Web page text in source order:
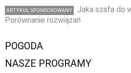
ARTYKUŁ SPONSOROWANY
Jaka szafa do
Porównanie rozwiązań
POGODA
NASZE PROGRAMY